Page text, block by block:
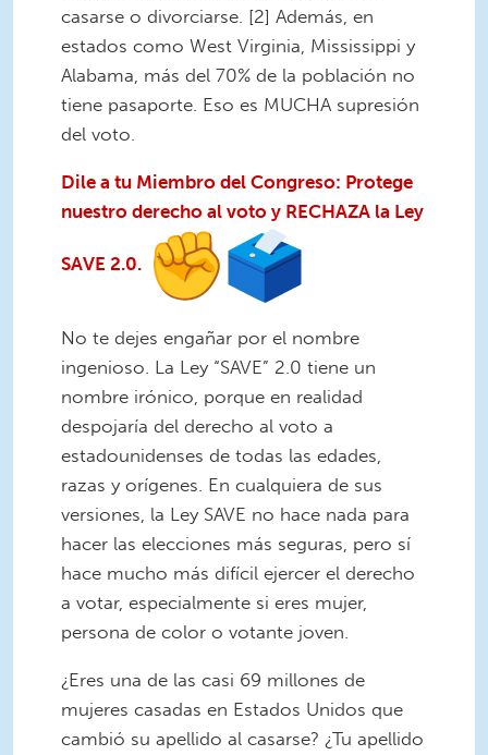
casarse o divorciarse. [2] Además, en
estados como West Virginia, Mississippi y
Alabama, más del 70% de la población no
tiene pasaporte. Eso es MUCHA supresión
del voto.
Dile a tu Miembro del Congreso: Protege
nuestro derecho al voto y RECHAZA la Ley
SAVE 2.0.
No te dejes engañar por el nombre
ingenioso. La Ley “SAVE” 2.0 tiene un
nombre irónico, porque en realidad
despojaría del derecho al voto a
estadounidenses de todas las edades,
razas y orígenes. En cualquiera de sus
versiones, la Ley SAVE no hace nada para
hacer las elecciones más seguras, pero sí
hace mucho más difícil ejercer el derecho
a votar, especialmente si eres mujer,
persona de color o votante joven.
¿Eres una de las casi 69 millones de
mujeres casadas en Estados Unidos que
cambió su apellido al casarse? ¿Tu apellido